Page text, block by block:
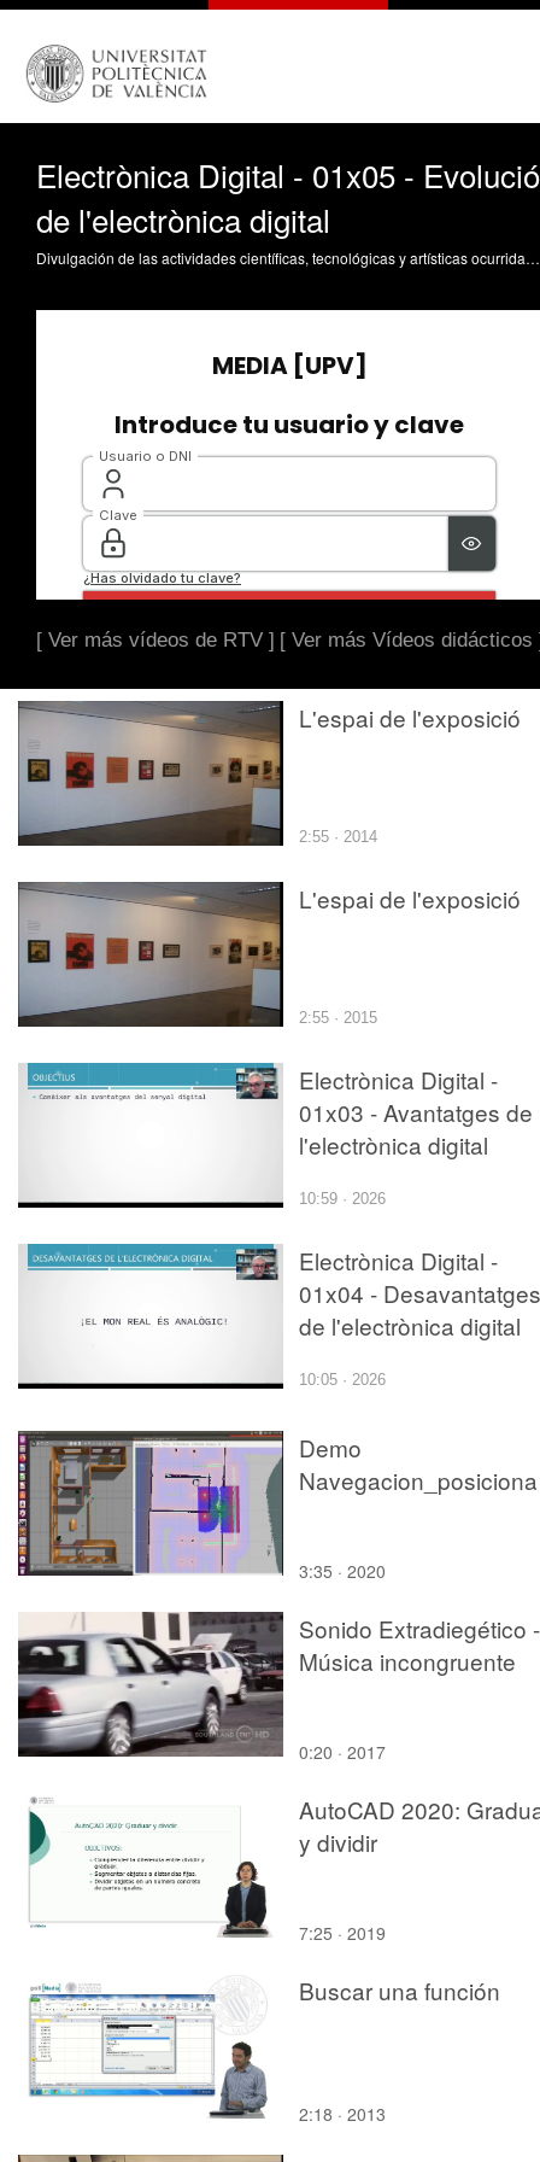
Electrònica Digital - 01x05 - Evolució
de l'electrònica digital
Divulgación de las actividades científicas, tecnológicas y artísticas ocurridas en los tres campus de la UPV
[ Ver más vídeos de RTV ] [ Ver más Vídeos didácticos
L'espai de l'exposició
2:55 · 2014
L'espai de l'exposició
2:55 · 2015
Electrònica Digital -
01x03 - Avantatges de
l'electrònica digital
10:59 · 2026
Electrònica Digital -
01x04 - Desavantatges
de l'electrònica digital
10:05 · 2026
Demo
Navegacion_posiciona
3:35 · 2020
Sonido Extradiegético -
Música incongruente
0:20 · 2017
AutoCAD 2020:
y dividir
7:25 · 2019
Buscar una función
2:18 · 2013